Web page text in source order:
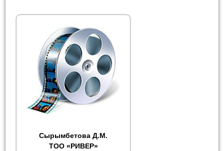
Сырымбетова Д.М.
ТОО «РИВЕР»